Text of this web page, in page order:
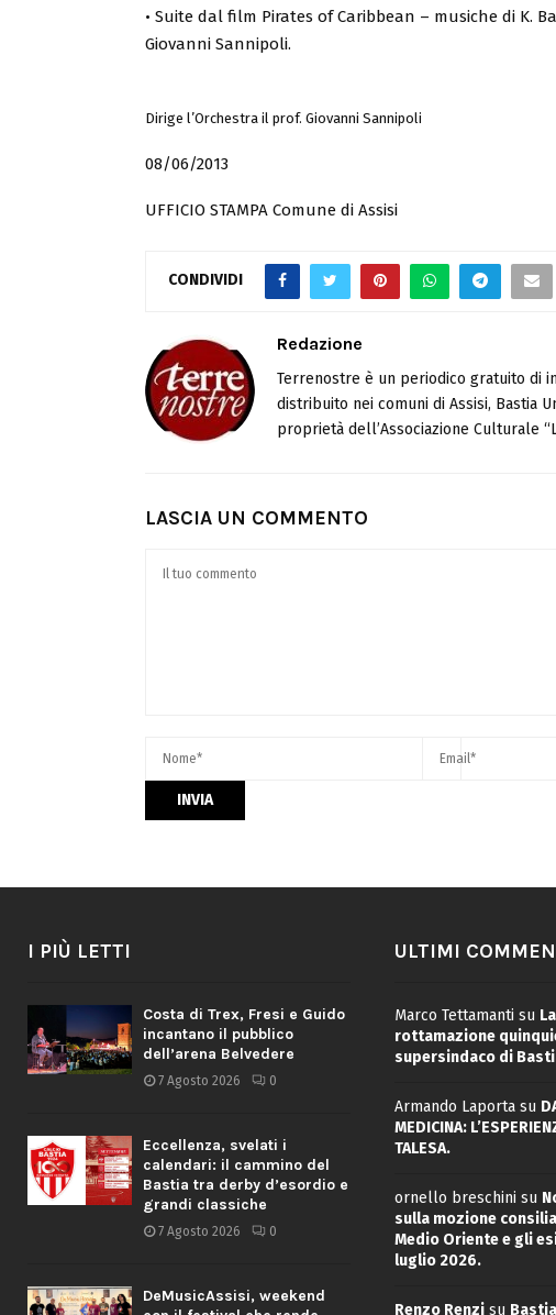
• Suite dal film Pirates of Caribbean – musiche di K.
Giovanni Sannipoli.
Dirige l’Orchestra il prof. Giovanni Sannipoli
08/06/2013
UFFICIO STAMPA Comune di Assisi
CONDIVIDI
Redazione
Terrenostre è un periodico gratuito di
distribuito nei comuni di Assisi, Bastia
proprietà dell’Associazione Culturale
LASCIA UN COMMENTO
I PIÙ LETTI
Costa di Trex, Fresi e Guido
incantano il pubblico
dell’arena Belvedere
7 Agosto 2026 0
Eccellenza, svelati i
calendari: il cammino del
Bastia tra derby d’esordio e
grandi classiche
7 Agosto 2026 0
DeMusicAssisi, weekend
ULTIMI
Marco Tettamanti su
rottamazione
supersindaco di
Armando Laportasu
MEDICINA:
TALESA.
ornello breschini su
sulla mozione
Medio Oriente e gli
luglio 2026.
Renzo Renzisu